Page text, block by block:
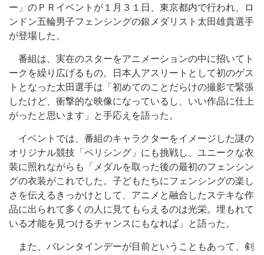
ー」のＰＲイベントが１月３１日、東京都内で行われ、ロ
ンドン五輪男子フェンシングの銀メダリスト太田雄貴選手
が登場した。
番組は、実在のスターをアニメーションの中に招いてト
ークを繰り広げるもの。日本人アスリートとして初のゲス
トとなった太田選手は「初めてのことだらけの撮影で緊張
したけど、衝撃的な映像になっているし、いい作品に仕上
がったと思います」と手応えを語った。
イベントでは、番組のキャラクターをイメージした謎の
オリジナル競技「ペリシング」にも挑戦し、ユニークな衣
装に照れながらも「メダルを取った後の最初のフェンシン
グの衣装がこれでした。子どもたちにフェンシングの楽し
さを伝えるきっかけとして、アニメと融合したステキな作
品に出られて多くの人に見てもらえるのは光栄。埋もれて
いる才能を見つけるチャンスにもなれば」と語った。
また、バレンタインデーが目前ということもあって、剣